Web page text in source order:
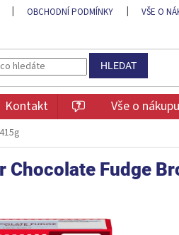
OBCHODNÍ PODMÍNKY VŠE O
HLEDAT
Kontakt Vše o nákupu
Chocolate Fudge